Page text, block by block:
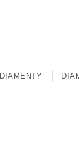
DIAMENTY